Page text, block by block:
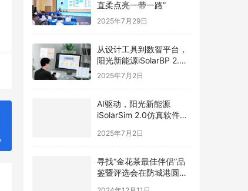
直柔点亮一带一路”
2025年7月29日
从设计工具到数智平台，
阳光新能源iSolarBP 2.0
式！
2025年7月2日
AI驱动，阳光新能源
iSolarSim 2.0仿真软件引
2025年7月2日
寻找“金花茶最佳伴侣”品
鉴暨评选会在防城港圆满
举办，年度最佳配方诞生
2024年12月11日